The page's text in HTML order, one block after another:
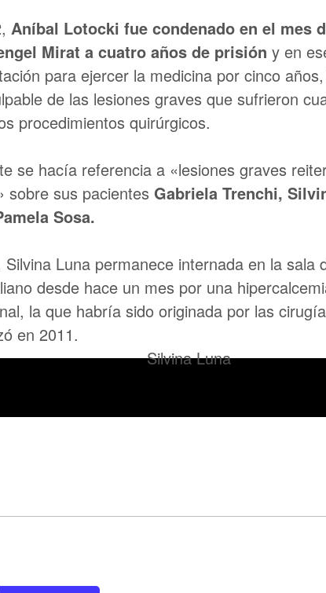
Aníbal Lotocki fue condenado en el mes
Mirat a cuatro años de prisión y en
para ejercer la medicina por cinco
de las lesiones graves que sufrieron
procedimientos quirúrgicos.
se hacía referencia a «lesiones graves
sobre sus pacientes Gabriela Trenchi,
Sosa.
Luna permanece internada en la sala
desde hace un mes por una
la que habría sido originada por las
en 2011.